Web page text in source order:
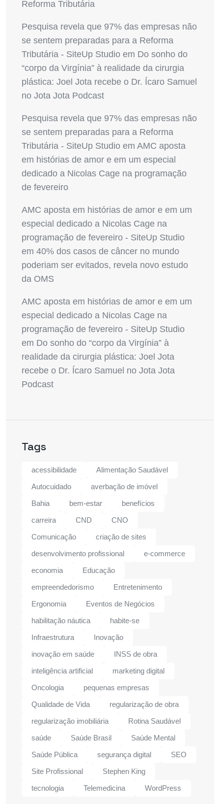
Reforma Tributária
Pesquisa revela que 97% das empresas não
se sentem preparadas para a Reforma
Tributária - SiteUp Studio em Do sonho do
“corpo da Virgínia” à realidade da cirurgia
plástica: Joel Jota recebe o Dr. Ícaro Samuel
no Jota Jota Podcast
Pesquisa revela que 97% das empresas não
se sentem preparadas para a Reforma
Tributária - SiteUp Studio em AMC aposta
em histórias de amor e em um especial
dedicado a Nicolas Cage na programação
de fevereiro
AMC aposta em histórias de amor e em um
especial dedicado a Nicolas Cage na
programação de fevereiro - SiteUp Studio
em 40% dos casos de câncer no mundo
poderiam ser evitados, revela novo estudo
da OMS
AMC aposta em histórias de amor e em um
especial dedicado a Nicolas Cage na
programação de fevereiro - SiteUp Studio
em Do sonho do “corpo da Virgínia” à
realidade da cirurgia plástica: Joel Jota
recebe o Dr. Ícaro Samuel no Jota Jota
Podcast
Tags
acessibilidade
Alimentação Saudável
Autocuidado
averbação de imóvel
Bahia
bem-estar
benefícios
carreira
CND
CNO
Comunicação
criação de sites
desenvolvimento profissional
e-commerce
economia
Educação
empreendedorismo
Entretenimento
Ergonomia
Eventos de Negócios
habilitação náutica
habite-se
Infraestrutura
Inovação
inovação em saúde
INSS de obra
inteligência artificial
marketing digital
Oncologia
pequenas empresas
Qualidade de Vida
regularização de obra
regularização imobiliária
Rotina Saudável
saúde
Saúde Brasil
Saúde Mental
Saúde Pública
segurança digital
SEO
Site Profissional
Stephen King
tecnologia
Telemedicina WordPress